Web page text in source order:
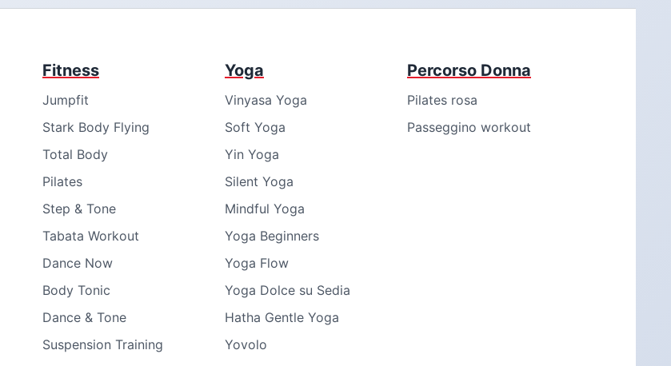
Fitness
Jumpfit
Stark Body Flying
Total Body
Pilates
Step & Tone
Tabata Workout
Dance Now
Body Tonic
Dance & Tone
Suspension Training
Yoga
Vinyasa Yoga
Soft Yoga
Yin Yoga
Silent Yoga
Mindful Yoga
Yoga Beginners
Yoga Flow
Yoga Dolce su Sedia
Hatha Gentle Yoga
Yovolo
Percorso Donna
Pilates rosa
Passeggino workout